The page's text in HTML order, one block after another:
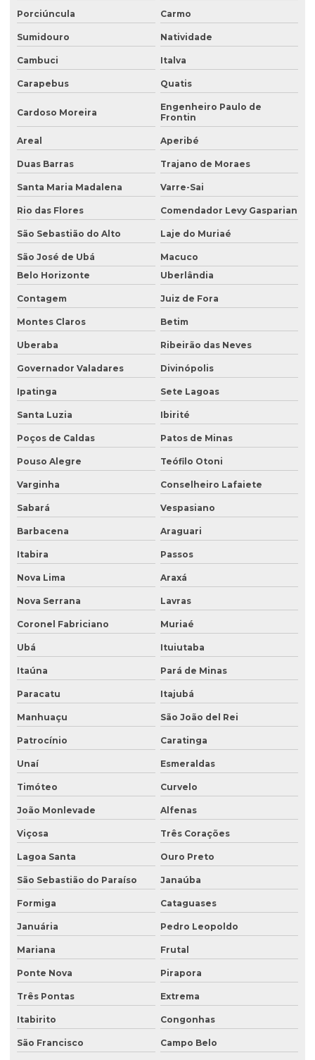
Coleta de efluentes líquidos
Consultoria ambiental
Consultoria ambiental para empresas
Consultoria ambiental e florestal
Consultoria ambiental rural
Consultoria ambiental serviços
Consultoria área ambiental
Consultoria e assessoria ambiental
Consultoria em gestão ambiental
Consultoria inventário florestal
Consultoria e licenciamento ambiental
Consultoria de meio ambiente
Desativação de tanque de combustível subterrâneo
Empresa de análise de água
Empresa de análise granulométrica do solo
Empresa de análise de solo
Empresa de análise de solo e sedimento
Empresa coleta de efluentes
Empresa de ensaio percolação do solo
Empresa de ensaio de permeabilidade do solo
Empresa de ensaios de solos
Empresa especialista em sondagens de solo
Empresa especializada em consultoria ambiental
Empresa que faz análise de água
Empresa que faz análise de solo
Empresa de retirada de tanque subterrâneo
Empresa de retirada de tanques
Empresa de sondagem ambiental
Empresa sondagem de solo
Empresas de consultoria ambiental
Empresas de consultoria meio ambiente
Empresas que fazem análise de água
Ensaio percolação do solo
Ensaio triaxial de solos
Escritório de consultoria ambiental
Estudo hidrogeológico
Estudo hidrológico
Estudo hidrológico para outorga
Estudo hidrológico para pontes
Porciúncula Carmo
Sumidouro Natividade
Cambuci Italva
Carapebus Quatis
Cardoso Moreira
Engenheiro Paulo de
Frontin
Areal Aperibé
Duas Barras Trajano de Moraes
Santa Maria Madalena Varre-Sai
Rio das Flores Comendador Levy Gasparian
São Sebastião do Alto Laje do Muriaé
São José de Ubá
Macuco
Belo Horizonte
Uberlândia
Contagem Juiz de Fora
Montes Claros Betim
Uberaba Ribeirão das Neves
Governador Valadares Divinópolis
Ipatinga Sete Lagoas
Santa Luzia Ibirité
Poços de Caldas Patos de Minas
Pouso Alegre Teófilo Otoni
Varginha Conselheiro Lafaiete
Sabará Vespasiano
Barbacena Araguari
Itabira Passos
Nova Lima Araxá
Nova Serrana Lavras
Coronel Fabriciano Muriaé
Ubá Ituiutaba
Itaúna Pará de Minas
Paracatu Itajubá
Manhuaçu São João del Rei
Patrocínio Caratinga
Unaí Esmeraldas
Timóteo Curvelo
João Monlevade Alfenas
Viçosa Três Corações
Lagoa Santa Ouro Preto
São Sebastião do Paraíso Janaúba
Formiga Cataguases
Januária Pedro Leopoldo
Mariana Frutal
Ponte Nova Pirapora
Três Pontas Extrema
Itabirito Congonhas
São Francisco Campo Belo